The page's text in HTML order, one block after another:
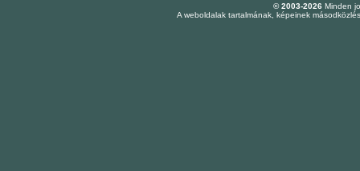
© 2003-2026Minden
A weboldalak tartalmának, képeinek